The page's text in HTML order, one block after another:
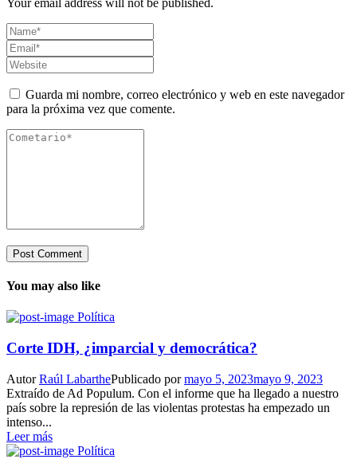
Guarda mi nombre, correo electrónico y web en este navegador
para la próxima vez que comente.
You may also like
Política
Corte IDH, ¿imparcial y democrática?
AutorRaúl LabarthePublicado pormayo 5, 2023mayo 9, 2023
Extraído de Ad Populum. Con el informe que ha llegado a nuestro
país sobre la represión de las violentas protestas ha empezado un
intenso...
Leer más
Política